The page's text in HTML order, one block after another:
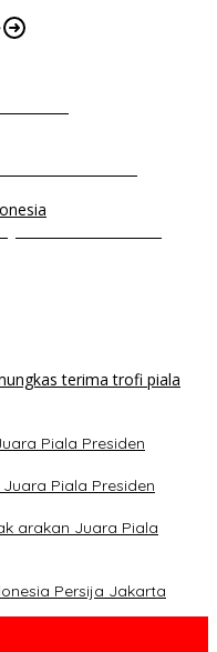
Piala Presiden
Piala Presiden
arakan Juara Piala
Persija Jakarta